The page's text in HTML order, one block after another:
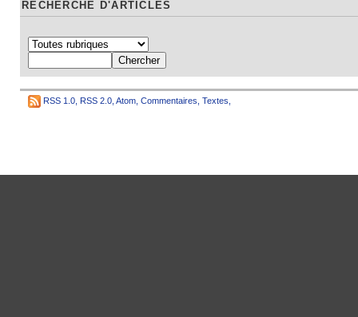
RECHERCHE D'ARTICLES
RSS 1.0 RSS 2.0 Atom Commentaires Textes